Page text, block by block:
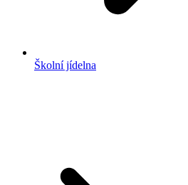
Školní jídelna